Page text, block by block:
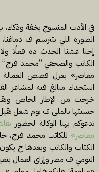
في الأدب المنسوج بخفة وذكاء،
الصورة اللي بتترسم ف
إحنا عشنا الحدث ده فعلًا
الكاتب والصحفي “محمد فرج”
معاصر» بغزل قصص العمالة
استجداء مبالغ فيه لمشاعر
خرجت من الإطار الخاص
حسيتها بالملي ف يوم شغل
تدعوكم بهنا الوكالة لحضور
معاصر» للكاتب محمد فرج،
الكتاب والكاتب وبعدها ح
اليومي ف مصر وإزاي العمال